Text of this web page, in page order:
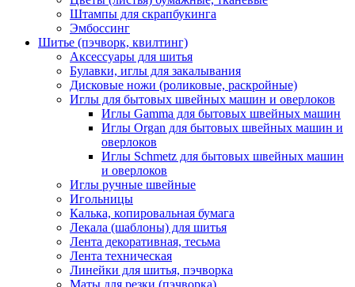
Штампы для скрапбукинга
Эмбоссинг
Шитье (пэчворк, квилтинг)
Аксессуары для шитья
Булавки, иглы для закалывания
Дисковые ножи (роликовые, раскройные)
Иглы для бытовых швейных машин и оверлоков
Иглы Gamma для бытовых швейных машин
Иглы Organ для бытовых швейных машин и
оверлоков
Иглы Schmetz для бытовых швейных машин
и оверлоков
Иглы ручные швейные
Игольницы
Калька, копировальная бумага
Лекала (шаблоны) для шитья
Лента декоративная, тесьма
Лента техническая
Линейки для шитья, пэчворка
Маты для резки (пэчворка)